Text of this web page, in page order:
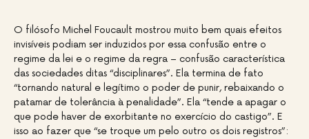
O filósofo Michel Foucault mostrou muito bem quais efeitos
invisíveis podiam ser induzidos por essa confusão entre o
regime da lei e o regime da regra – confusão característica
das sociedades ditas “disciplinares”. Ela termina de fato
“tornando natural e legítimo o poder de punir, rebaixando o
patamar de tolerância à penalidade”. Ela “tende a apagar o
que pode haver de exorbitante no exercício do castigo”. E
isso ao fazer que “se troque um pelo outro os dois registros”: